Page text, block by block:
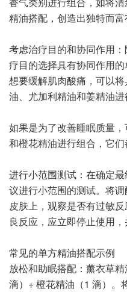
精油搭配，创造出独特而富
考虑治疗目的和协同作用
疗目的选择具有协同作用
想要缓解肌肉酸痛，可以
油、尤加利精油和姜精油进
如果是为了改善睡眠质量
和橙花精油进行组合，它们
进行小范围测试：在确定
议进行小范围的测试。将
皮肤上，观察是否有过敏
良反应，应立即停止使用，
常见的单方精油搭配示例
放松和助眠搭配：薰衣草
滴）+ 橙花精油（1 滴）。